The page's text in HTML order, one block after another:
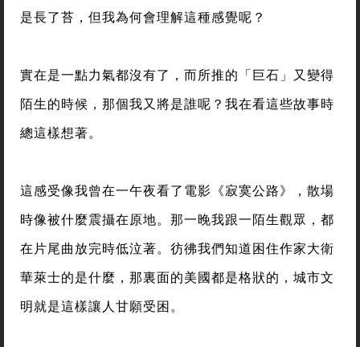
是長了苔，但我為何會理解這種感覺呢？
實在是一點力氣都沒有了，而所推的「巨石」又變得
陌生的時候，那個我又將是誰呢？我在看這些故事時
總這樣想著。
這感受像我曾在一午夜看了電影《寂寞公路》，散場
時像被什麼震攝在原地。那一晚我跟一陌生觀眾，都
在片尾曲放完時低泣著。彷彿我們知道困住作家大衛
華萊士的是什麼，那裏面的美國都是格狀的，城市文
明就是這樣讓人甘願受困。